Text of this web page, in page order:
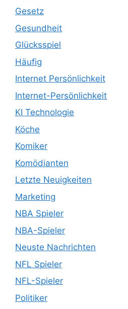
Gesetz
Gesundheit
Glücksspiel
Häufig
Internet Persönlichkeit
Internet-Persönlichkeit
KI Technologie
Köche
Komiker
Komödianten
Letzte Neuigkeiten
Marketing
NBA Spieler
NBA-Spieler
Neuste Nachrichten
NFL Spieler
NFL-Spieler
Politiker